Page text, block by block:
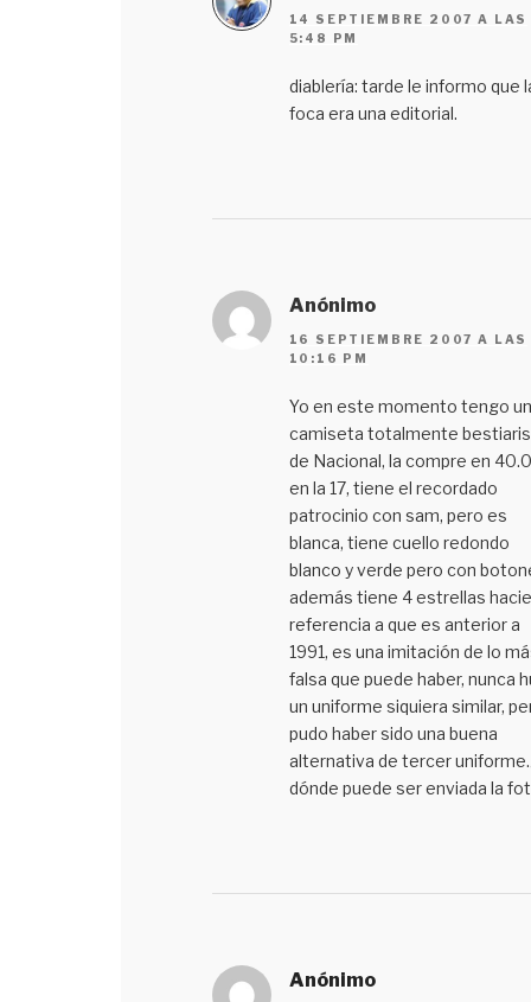
14 SEPTIEMBRE 2007 A LAS
5:48 PM
diablería: tarde le informo que
foca era una editorial.
Anónimo
16 SEPTIEMBRE 2007 A LAS
10:16 PM
Yo en este momento tengo
camiseta totalmente
de Nacional, la compre en
en la 17, tiene el recordado
patrocinio con sam, pero es
blanca, tiene cuello redondo
blanco y verde pero con
además tiene 4 estrellas
referencia a que es anterior a
1991, es una imitación de lo
falsa que puede haber, nunca
un uniforme siquiera similar,
pudo haber sido una buena
alternativa de tercer
dónde puede ser enviada la
Anónimo